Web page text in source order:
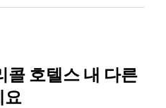
콜 호텔스 내 다른
요